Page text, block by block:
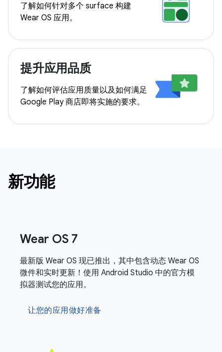
了解如何针对多个 surface 构建
Wear OS 应用。
提升应用品质
了解如何评估应用质量以及如何满足
Google Play 商店即将实施的要求。
新功能
Wear OS 7
最新版 Wear OS 现已推出，其中包含动态 Wear OS
微件和实时更新！使用 Android Studio 中的官方模
拟器测试您的应用。
让您的应用做好准备